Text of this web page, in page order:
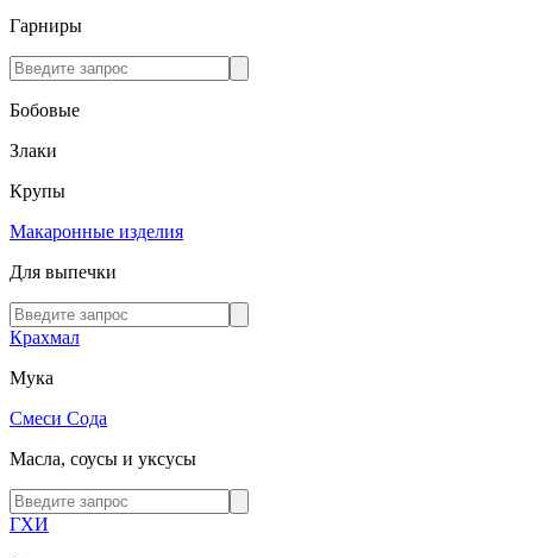
Гарниры
Бобовые
Злаки
Крупы
Макаронные изделия
Для выпечки
Крахмал
Мука
Смеси Сода
Масла, соусы и уксусы
ГХИ